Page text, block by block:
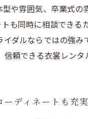
や雰囲気、卒業式
も同時に相談でき
ダルならではの強
頼できる衣裳レンタ
ディネートも充実